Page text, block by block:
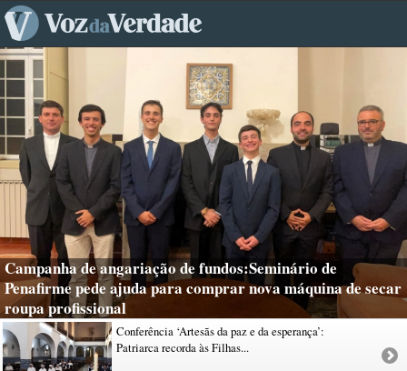
Campanha de angariação de fundos:Seminário de
Penafirme pede ajuda para comprar nova máquina de secar
roupa profissional
Conferência ‘Artesãs da paz e da esperança’:
Patriarca recorda às Filhas...